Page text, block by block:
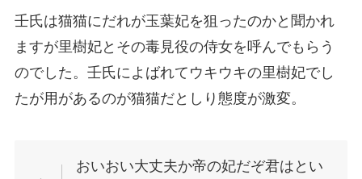
壬氏は猫猫にだれが玉葉妃を狙ったのかと聞かれ
ますが里樹妃とその毒見役の侍女を呼んでもらう
のでした。壬氏によばれてウキウキの里樹妃でし
たが用があるのが猫猫だとしり態度が激変。
おいおい大丈夫か帝の妃だぞ君はとい